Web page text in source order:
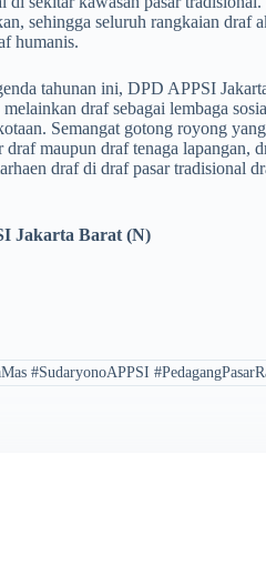
sehingga seluruh rangkaian
humanis.
tahunan ini, DPD APPSI
draf sebagai lembaga
Semangat gotong royong
draf maupun draf tenaga
draf di draf pasar tradisional
Jakarta Barat (N)
#SudaryonoAPPSI